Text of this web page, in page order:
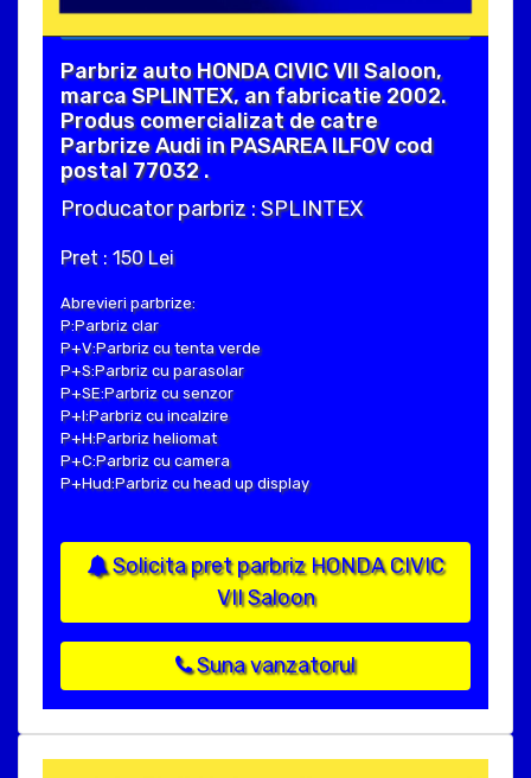
Parbriz auto HONDA CIVIC VII Saloon,
marca SPLINTEX, an fabricatie 2002.
Produs comercializat de catre
Parbrize Audi in PASAREA ILFOV cod
postal 77032 .
Producator parbriz : SPLINTEX
Pret : 150 Lei
Abrevieri parbrize:
P:Parbriz clar
P+V:Parbriz cu tenta verde
P+S:Parbriz cu parasolar
P+SE:Parbriz cu senzor
P+I:Parbriz cu incalzire
P+H:Parbriz heliomat
P+C:Parbriz cu camera
P+Hud:Parbriz cu head up display
Solicita pret parbriz HONDA CIVIC
VII Saloon
Suna vanzatorul